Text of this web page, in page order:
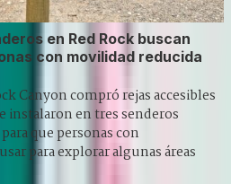
en Red Rock buscan
con movilidad reducida
Canyon compró rejas accesibles
instalaron en tres senderos
que personas con
para explorar algunas áreas